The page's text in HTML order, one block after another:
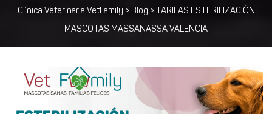
Clínica Veterinaria VetFamily > Blog > TARIFAS ESTERILIZACIÓN
MASCOTAS MASSANASSA VALENCIA